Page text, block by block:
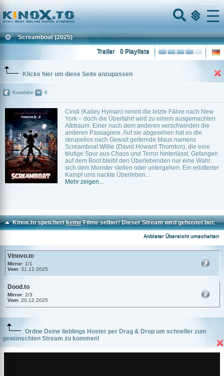
Home
Menu
Screamboat (2025)
0 Playlists
Trailer
Klicke hier um diese Seite anzupassen
Cindi (Kailey Hyman) nimmt die letzte Fähre nach New
York – doch die Überfahrt wird zu einem ausgemachten
Albtraum. Einer nach dem anderen verschwinden die
anderen Passagiere. Auf sie abgesehen hat es die
skrupellos nach Gewalt geifernde Maus namens
Screamboat Willie (David Howard Thornton), die eine
blutige Spur aus Chaos und Terror hinterlässt. Gefangen
auf dem Boot bleibt den Überlebenden nur eine Wahl:
sich dem Monster stellen oder untergehen. Ein erbitterter
Kampf ums nackte Überleben...
Mehr zeigen...
Komödie 0
Kinox.to speichertkeineFilme selber! Dieser Stream wird gehostet bei:
Anbieter Übersicht umschalten
Vinovo.to
Mirror: 1/1
Vom: 31.12.2025
Dood.to
Mirror: 2/3
Vom: 20.12.2025
Ordne Deine lieblings Hoster per Drag & Drop um schneller zum
gewünschten Stream zu kommen!